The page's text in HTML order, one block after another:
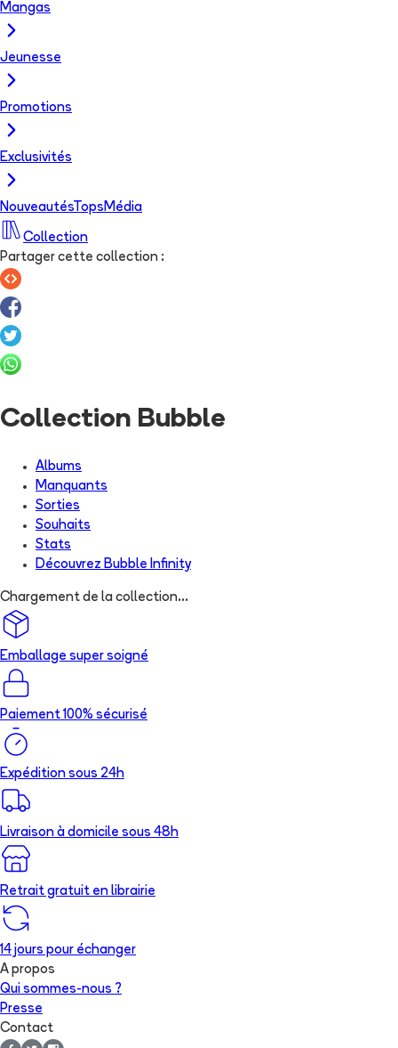
Mangas
Jeunesse
Promotions
Exclusivités
NouveautésTops Média
Collection
Partager cette collection :
Collection Bubble
Albums
Manquants
Sorties
Souhaits
Stats
Découvrez Bubble Infinity
Chargement de la collection...
Emballage super soigné
Paiement 100% sécurisé
Expédition sous 24h
Livraison à domicile sous 48h
Retrait gratuit en librairie
14 jours pour échanger
A propos
Qui sommes-nous ?
Presse
Contact